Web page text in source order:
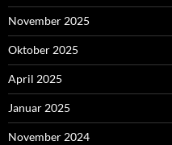
November 2025
Oktober 2025
April 2025
Januar 2025
November 2024